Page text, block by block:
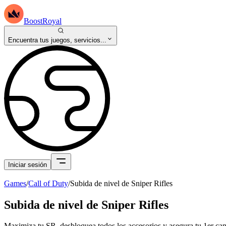
BoostRoyal
Encuentra tus juegos, servicios...
Iniciar sesión
Games/Call of Duty/Subida de nivel de Sniper Rifles
Subida de nivel de Sniper Rifles